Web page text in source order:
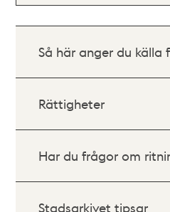
Så här anger du källa
Rättigheter
Har du frågor om
Stadsarkivet tipsar